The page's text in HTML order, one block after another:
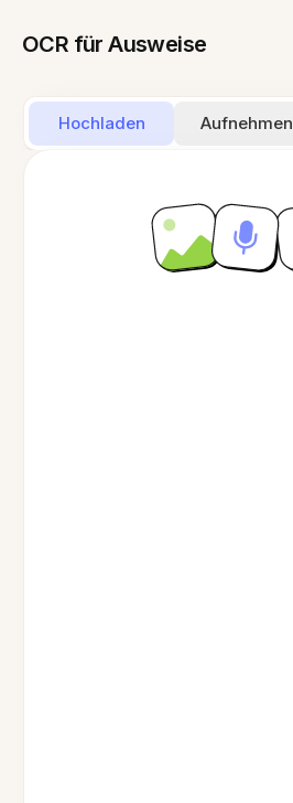
OCR für Ausweise
Hochladen Aufnehmen